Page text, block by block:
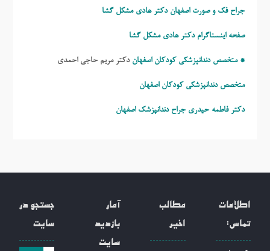
جراح فک و صورت اصفهان دکتر هادی مشکل گشا
صفحه اینستاگرام دکتر هادی مشکل گشا
* متخصص دندانپزشکی کودکان اصفهان دکتر مریم حاجی احمدی
متخصص دندانپزشکی کودکان اصفهان
دکتر فاطمه حیدری جراح دندانپزشک اصفهان
اطلاعات
تماس:
مطالب
اخیر
آمار
بازدید
سایت
جستجو در
سایت